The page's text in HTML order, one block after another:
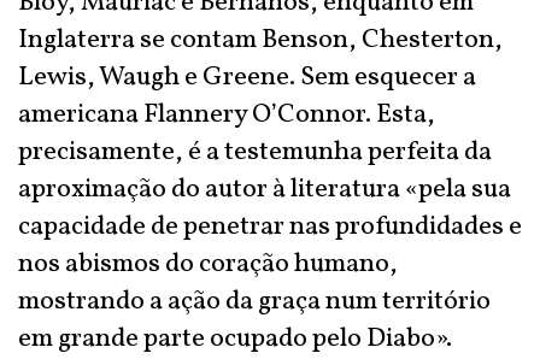
Inglaterra se contam Benson, Chesterton,
Lewis, Waugh e Greene. Sem esquecer a
americana Flannery O’Connor. Esta,
precisamente, é a testemunha perfeita da
aproximação do autor à literatura «pela sua
capacidade de penetrar nas profundidades e
nos abismos do coração humano,
mostrando a ação da graça num território
em grande parte ocupado pelo Diabo».